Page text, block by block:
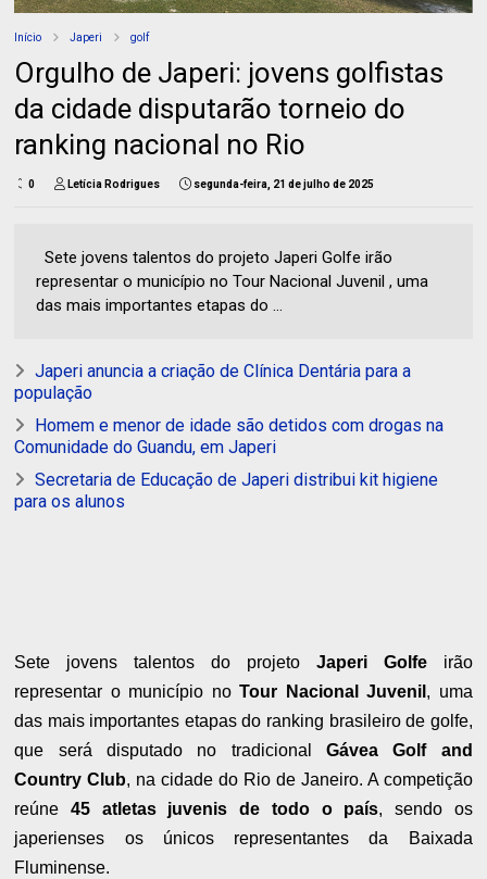
Início Japeri golf
Orgulho de Japeri: jovens golfistas
da cidade disputarão torneio do
ranking nacional no Rio
0 Letícia Rodrigues segunda-feira, 21 de julho de 2025
Sete jovens talentos do projeto Japeri Golfe irão
representar o município no Tour Nacional Juvenil , uma
das mais importantes etapas do ...
Japeri anuncia a criação de Clínica Dentária para a
população
Homem e menor de idade são detidos com drogas na
Comunidade do Guandu, em Japeri
Secretaria de Educação de Japeri distribui kit higiene
para os alunos
Sete jovens talentos do projeto Japeri Golfeirão
representar o município noTour Nacional Juvenil , uma
das mais importantes etapas do ranking brasileiro de golfe,
que será disputado no tradicional Gávea Golf and
Country Club, na cidade do Rio de Janeiro. A competição
reúne45 atletas juvenis de todo o país, sendo os
japerienses os únicos representantes da Baixada
Fluminense.